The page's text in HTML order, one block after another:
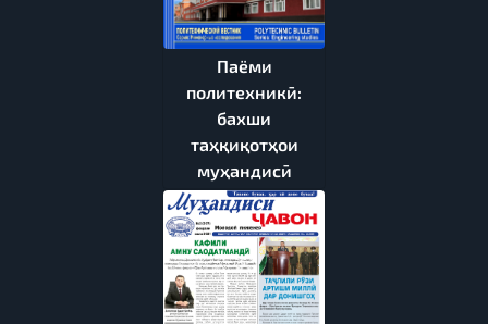
Паёми
политехникӣ:
бахши
таҳқиқотҳои
муҳандисӣ